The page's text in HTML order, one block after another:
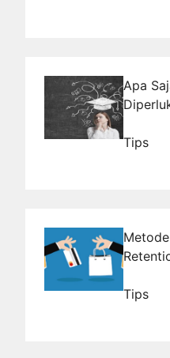
Apa
Tips
Tips